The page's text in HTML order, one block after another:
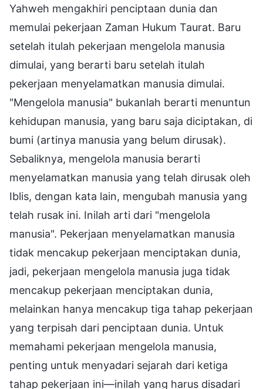
Yahweh mengakhiri penciptaan dunia dan
memulai pekerjaan Zaman Hukum Taurat. Baru
setelah itulah pekerjaan mengelola manusia
dimulai, yang berarti baru setelah itulah
pekerjaan menyelamatkan manusia dimulai.
"Mengelola manusia" bukanlah berarti menuntun
kehidupan manusia, yang baru saja diciptakan, di
bumi (artinya manusia yang belum dirusak).
Sebaliknya, mengelola manusia berarti
menyelamatkan manusia yang telah dirusak oleh
Iblis, dengan kata lain, mengubah manusia yang
telah rusak ini. Inilah arti dari "mengelola
manusia". Pekerjaan menyelamatkan manusia
tidak mencakup pekerjaan menciptakan dunia,
jadi, pekerjaan mengelola manusia juga tidak
mencakup pekerjaan menciptakan dunia,
melainkan hanya mencakup tiga tahap pekerjaan
yang terpisah dari penciptaan dunia. Untuk
memahami pekerjaan mengelola manusia,
penting untuk menyadari sejarah dari ketiga
tahap pekerjaan ini—inilah yang harus disadari